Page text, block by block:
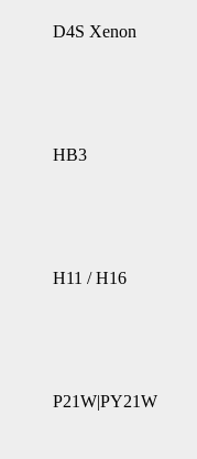
D4S Xenon
HB3
H11 / H16
P21W|PY21W